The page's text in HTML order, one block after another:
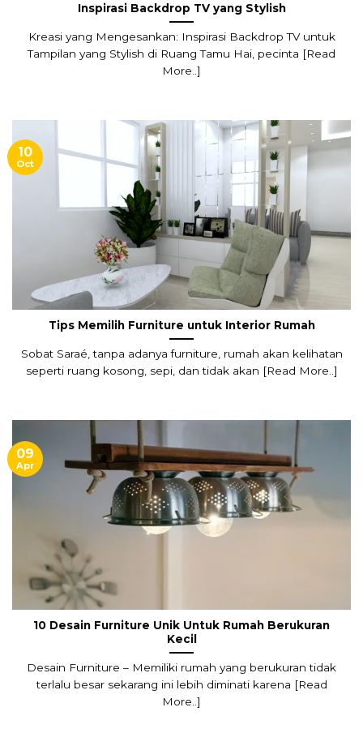
Inspirasi Backdrop TV yang Stylish
Kreasi yang Mengesankan: Inspirasi Backdrop TV untuk
Tampilan yang Stylish di Ruang Tamu Hai, pecinta [Read
More..]
Tips Memilih Furniture untuk Interior Rumah
Sobat Saraé, tanpa adanya furniture, rumah akan kelihatan
seperti ruang kosong, sepi, dan tidak akan [Read More..]
10
Oct
10 Desain Furniture Unik Untuk Rumah Berukuran
Kecil
Desain Furniture – Memiliki rumah yang berukuran tidak
terlalu besar sekarang ini lebih diminati karena [Read
More..]
09
Apr